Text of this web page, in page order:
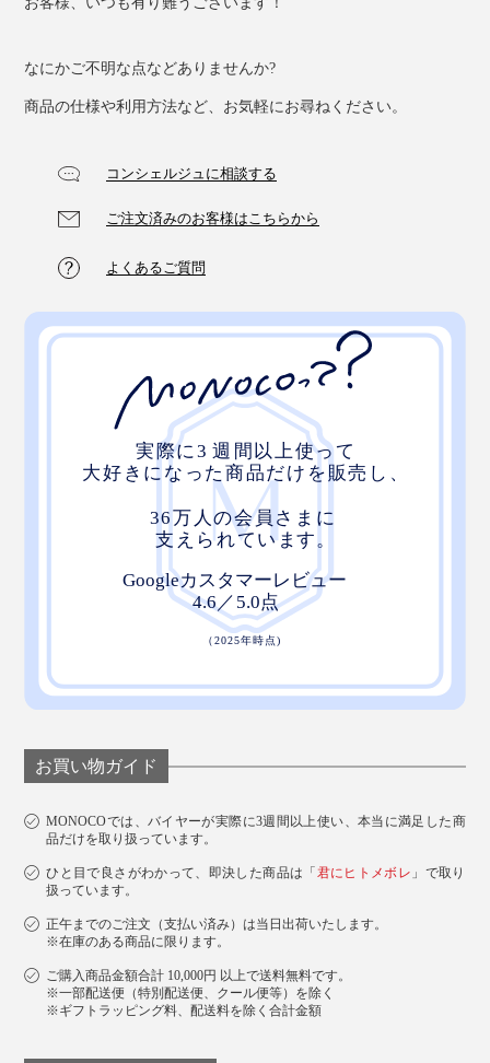
なにかご不明な点などありませんか?
商品の仕様や利用方法など、お気軽にお尋ねください。
コンシェルジュに相談する
ご注文済みのお客様はこちらから
よくあるご質問
お買い物ガイド
MONOCOでは、バイヤーが実際に3週間以上使い、本当に満足した商
品だけを取り扱っています。
ひと目で良さがわかって、即決した商品は「 君にヒトメボレ 」で取り
扱っています。
正午までのご注文（支払い済み）は当日出荷いたします。
※在庫のある商品に限ります。
ご購入商品金額合計 10,000円 以上で送料無料です。
※一部配送便（特別配送便、クール便等）を除く
※ギフトラッピング料、配送料を除く合計金額